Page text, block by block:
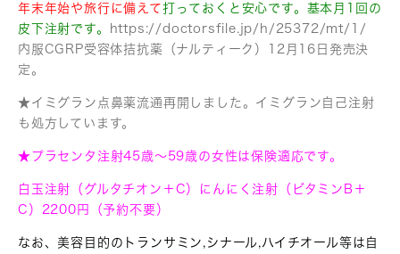
年末年始や旅行に備えて打っておくと安心です。基本月1回の
皮下注射です。
https://doctorsfile.jp/h/25372/mt/1/
内服CGRP受容体拮抗薬（ナルティーク）12月16日発売決
定。
★イミグラン点鼻薬流通再開しました。イミグラン自己注射
も処方しています。
★プラセンタ注射45歳〜59歳の女性は保険適応です。
白玉注射（グルタチオン＋C）にんにく注射（ビタミンB＋
C）2200円
（予約不要）
なお、美容目的のトランサミン,シナール,ハイチオール等は自